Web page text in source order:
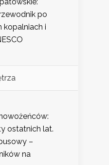
po
kopalniach i
ostatnich lat.
–
na